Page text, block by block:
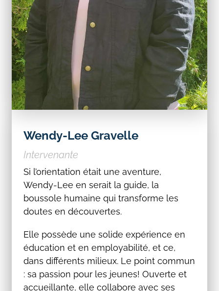
Wendy-Lee Gravelle
Intervenante
Si l’orientation était une aventure,
Wendy-Lee en serait la guide, la
boussole humaine qui transforme les
doutes en découvertes.
Elle possède une solide expérience en
éducation et en employabilité, et ce,
dans différents milieux. Le point commun
: sa passion pour les jeunes! Ouverte et
accueillante, elle collabore avec ses